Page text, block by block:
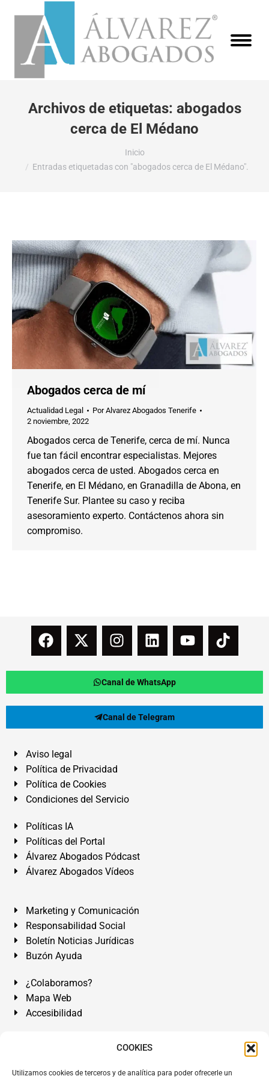
COOKIES
Utilizamos cookies de terceros y de analítica para poder ofrecerle un
Archivos de etiquetas: abogados
cerca de El Médano
Inicio
Entradas etiquetadas con "abogados cerca de El Médano".
Abogados cerca de mí
Actualidad Legal PorAlvarez Abogados Tenerife
2 noviembre, 2022
Abogados cerca de Tenerife, cerca de mí. Nunca
fue tan fácil encontrar especialistas. Mejores
abogados cerca de usted. Abogados cerca en
Tenerife, en El Médano, en Granadilla de Abona, en
Tenerife Sur. Plantee su caso y reciba
asesoramiento experto. Contáctenos ahora sin
compromiso.
Canal de WhatsApp
Canal de Telegram
Aviso legal
Política de Privacidad
Política de Cookies
Condiciones del Servicio
Políticas IA
Políticas del Portal
Álvarez Abogados Pódcast
Álvarez Abogados Vídeos
Marketing y Comunicación
Responsabilidad Social
Boletín Noticias Jurídicas
Buzón Ayuda
¿Colaboramos?
Mapa Web
Accesibilidad
Álvarez Abogados Tenerife:Calle Teobaldo Power Nº 7,
de Tenerife. Islas Canarias.